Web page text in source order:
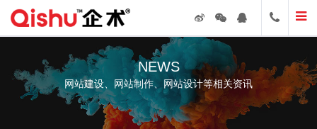
NEWS
网站建设、网站制作、网站设计等相关资讯